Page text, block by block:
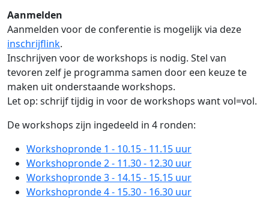
Aanmelden
Aanmelden voor de conferentie is mogelijk via deze
inschrijflink.
Inschrijven voor de workshops is nodig. Stel van
tevoren zelf je programma samen door een keuze te
maken uit onderstaande workshops.
Let op: schrijf tijdig in voor de workshops want vol=vol.
De workshops zijn ingedeeld in 4 ronden:
Workshopronde 1 - 10.15 - 11.15 uur
Workshopronde 2 - 11.30 - 12.30 uur
Workshopronde 3 - 14.15 - 15.15 uur
Workshopronde 4 - 15.30 - 16.30 uur